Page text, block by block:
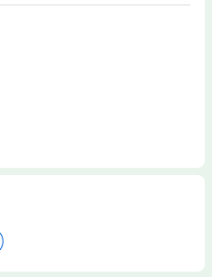
合戦は佳境を迎え、上州の勢力図に